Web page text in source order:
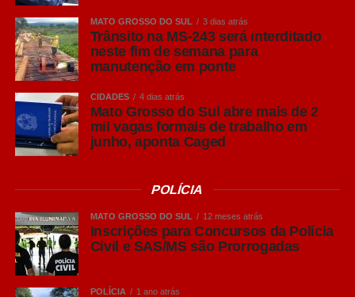
MATO GROSSO DO SUL 3 dias atrás
Trânsito na MS-243 será interditado
neste fim de semana para
manutenção em ponte
CIDADES 4 dias atrás
Mato Grosso do Sul abre mais de 2
mil vagas formais de trabalho em
junho, aponta Caged
POLÍCIA
MATO GROSSO DO SUL 12 meses atrás
Inscrições para Concursos da Polícia
Civil e SAS/MS são Prorrogadas
POLÍCIA 1 ano atrás